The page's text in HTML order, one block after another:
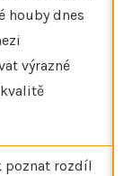
houby dnes
výrazné
poznat rozdíl